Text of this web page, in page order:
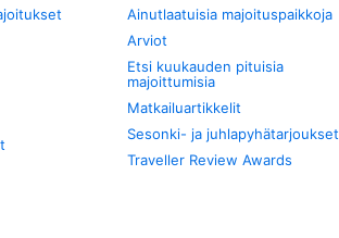
Ainutlaatuisia majoituspaikkoja
Arviot
Etsi kuukauden pituisia
majoittumisia
Matkailuartikkelit
Sesonki- ja juhlapyhätarjoukset
Traveller Review Awards